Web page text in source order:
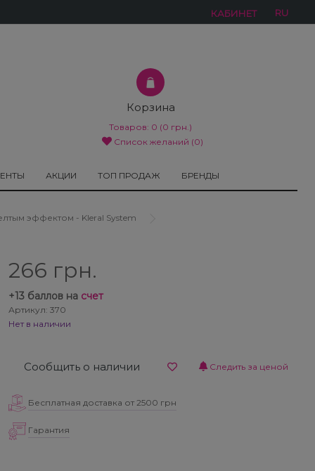
КАБИНЕТ RU
Корзина
Товаров: 0 (0 грн.)
Список желаний (0)
АКЦИИ ТОП ПРОДАЖ БРЕНДЫ
эффектом - Kleral System
266 грн.
+13баллов на счет
Артикул: 370
Нет в наличии
Сообщить о наличии Следить за ценой
Бесплатная доставка от 2500 грн
Гарантия